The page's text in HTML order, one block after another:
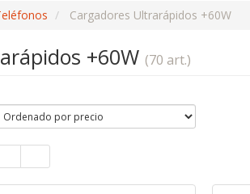
Cargadores Ultrarápidos +60W
+60W (70 art.)